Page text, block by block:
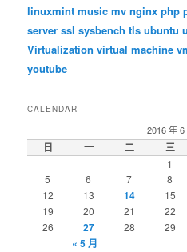
linuxmint music mv nginx php
server ssl sysbench tls ubuntu
Virtualization virtual machine
youtube
CALENDAR
2016 年 6
日 一 二 三
1
5
6 7 8
12 13 14 15
19
20 21 22
26
27 28 29
« 5 月